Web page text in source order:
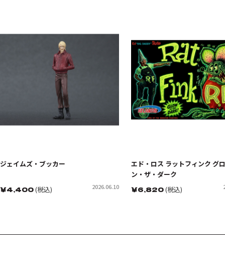
ジェイムズ・ブッカー
￥4,400(税込) 2026.06.10
エド・ロス ラットフィンク グ
ン・ザ・ダーク
￥6,820(税込)